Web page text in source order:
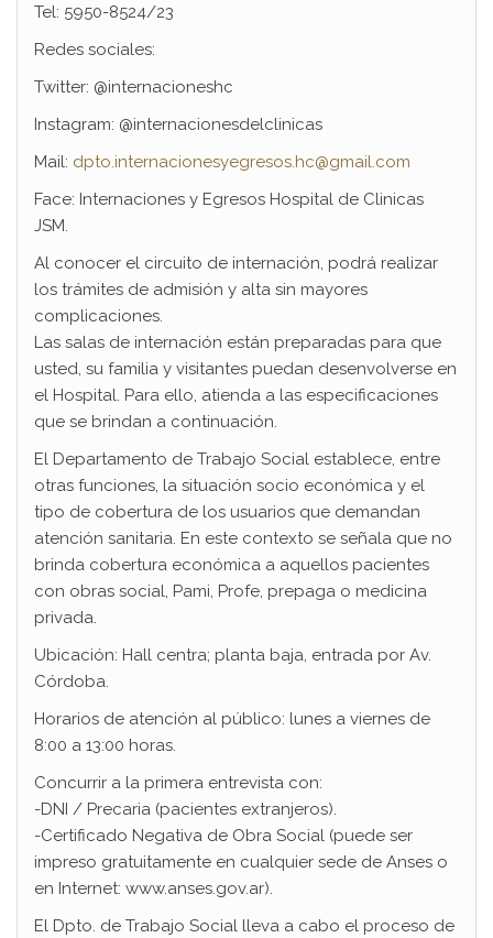
Tel: 5950-8524/23
Redes sociales:
Twitter: @internacioneshc
Instagram: @internacionesdelclinicas
Mail: dpto.internacionesyegresos.hc@gmail.com
Face: Internaciones y Egresos Hospital de Clinicas
JSM.
Al conocer el circuito de internación, podrá realizar
los trámites de admisión y alta sin mayores
complicaciones.
Las salas de internación están preparadas para que
usted, su familia y visitantes puedan desenvolverse en
el Hospital. Para ello, atienda a las especificaciones
que se brindan a continuación.
El Departamento de Trabajo Social establece, entre
otras funciones, la situación socio económica y el
tipo de cobertura de los usuarios que demandan
atención sanitaria. En este contexto se señala que no
brinda cobertura económica a aquellos pacientes
con obras social, Pami, Profe, prepaga o medicina
privada.
Ubicación: Hall centra; planta baja, entrada por Av.
Córdoba.
Horarios de atención al público: lunes a viernes de
8:00 a 13:00 horas.
Concurrir a la primera entrevista con:
-DNI / Precaria (pacientes extranjeros).
-Certificado Negativa de Obra Social (puede ser
impreso gratuitamente en cualquier sede de Anses o
en Internet: www.anses.gov.ar).
El Dpto. de Trabajo Social lleva a cabo el proceso de